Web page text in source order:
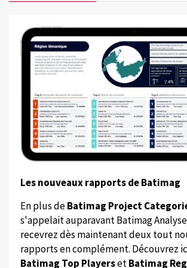
Les nouveaux rapports de Batimag
En plus deBatimag Project
s'appelait auparavant Batimag
recevrez dès maintenant deux tout
rapports en complément. Découvrez
Batimag Top PlayersetBatimag